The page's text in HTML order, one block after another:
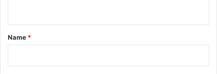
*
Name *